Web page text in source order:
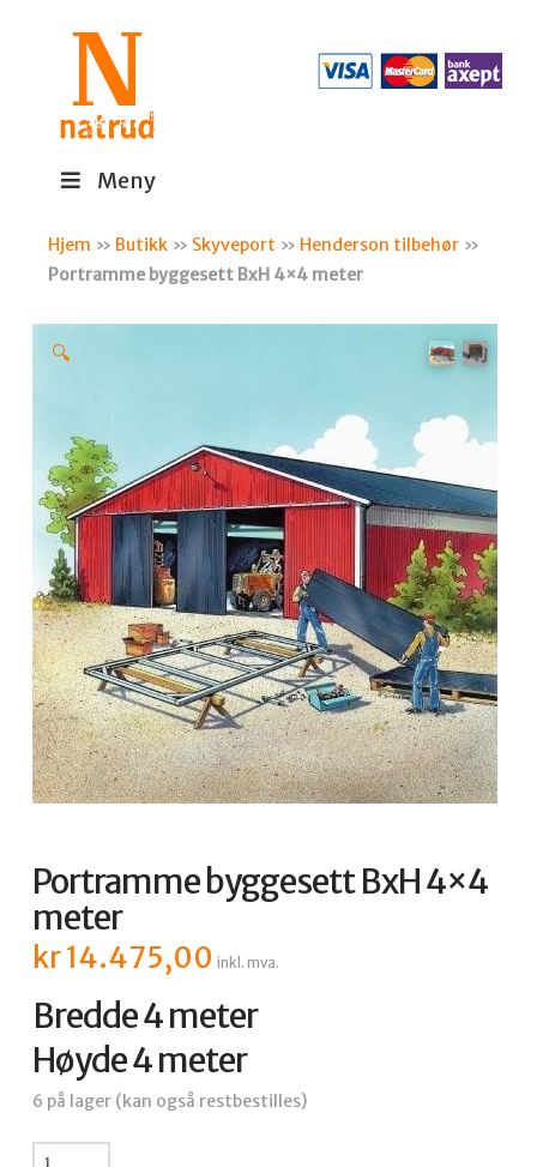
Meny
Hjem » Butikk » Skyveport » Henderson tilbehør »
Portramme byggesett BxH 4×4 meter
🔍
Portramme byggesett BxH 4×4
meter
kr14.475,00 inkl. mva.
Bredde 4 meter
Høyde 4 meter
6 på lager (kan også restbestilles)
Portramme